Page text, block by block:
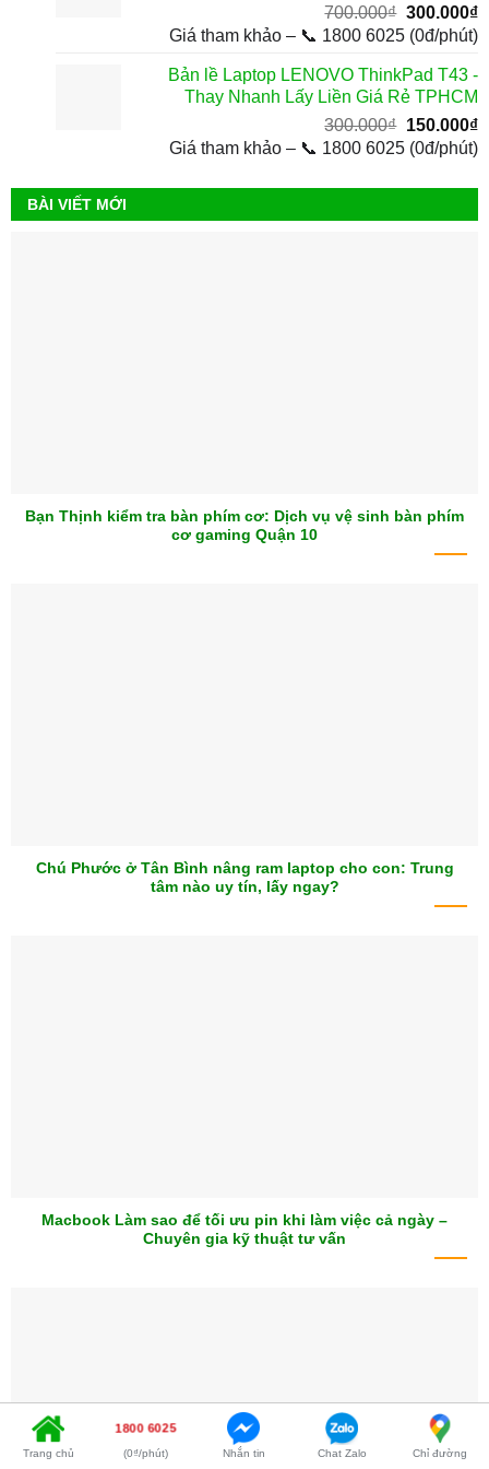
700.000₫ Giá
gốc
700.000₫.
300.000₫
Giá tham khảo – 📞 1800 6025 (0đ/phút)
Bản lề Laptop LENOVO ThinkPad T43 -
Thay Nhanh Lấy Liền Giá Rẻ TPHCM
300.000₫ Giá
gốc
300.000₫.
150.000₫
Giá tham khảo – 📞 1800 6025 (0đ/phút)
BÀI VIẾT MỚI
Bạn Thịnh kiểm tra bàn phím cơ: Dịch vụ vệ sinh bàn phím
cơ gaming Quận 10
Chú Phước ở Tân Bình nâng ram laptop cho con: Trung
tâm nào uy tín, lấy ngay?
Macbook Làm sao để tối ưu pin khi làm việc cả ngày –
Chuyên gia kỹ thuật tư vấn
Trang chủ
1800 6025
(0₫/phút) Nhắn tin Chat Zalo Chỉ đường